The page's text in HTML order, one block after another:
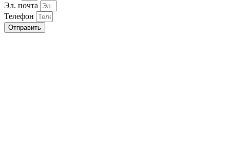
Эл. почта
Телефон
Отправить